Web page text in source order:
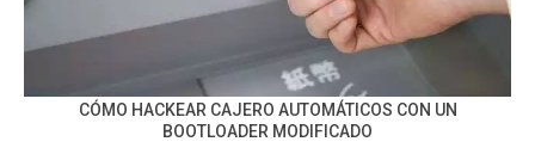
CÓMO HACKEAR CAJERO AUTOMÁTICOS CON UN
BOOTLOADER MODIFICADO